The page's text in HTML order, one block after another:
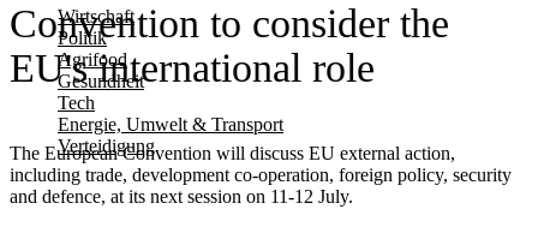
Wirtschaft
Politik
Agrifood
Gesundheit
Tech
Energie, Umwelt & Transport
Verteidigung
Convention to consider the
EU's international role
The European Convention will discuss EU external action,
including trade, development co-operation, foreign policy, security
and defence, at its next session on 11-12 July.